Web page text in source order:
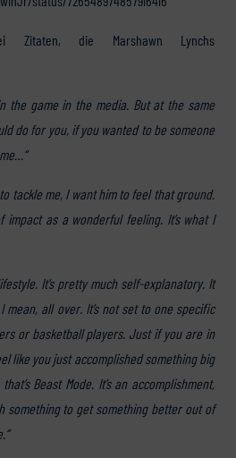
Zitaten, die Marshawn Lynchs
the game in the media. But at the same
do for you, if you wanted to be someone
tackle me, I want him to feel that ground.
as a wonderful feeling. It’s what I
It’s pretty much self-explanatory. It
all over. It’s not set to one specific
or basketball players. Just if you are in
like you just accomplished something big
Beast Mode. It’s an accomplishment,
something to get something better out of